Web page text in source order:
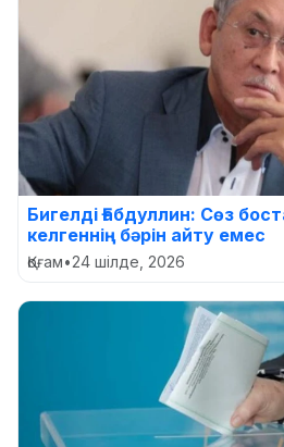
Бигелді Ғабдуллин: Сөз
келгеннің бәрін айту емес
Қоғам•24 шілде, 2026